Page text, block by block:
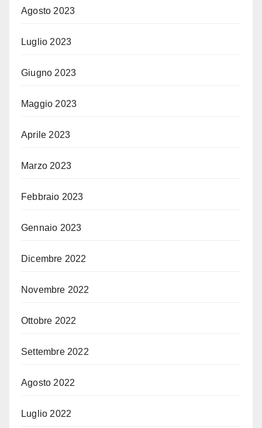
Agosto 2023
Luglio 2023
Giugno 2023
Maggio 2023
Aprile 2023
Marzo 2023
Febbraio 2023
Gennaio 2023
Dicembre 2022
Novembre 2022
Ottobre 2022
Settembre 2022
Agosto 2022
Luglio 2022